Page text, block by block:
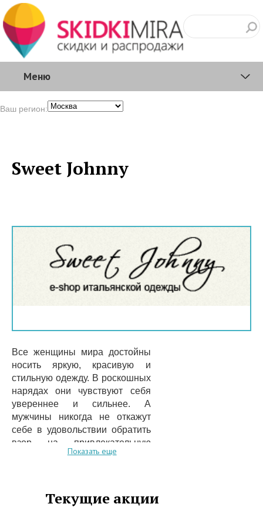
Меню
Ваш регион:
Sweet Johnny
Все женщины мира достойны
носить яркую, красивую и
стильную одежду. В роскошных
нарядах они чувствуют себя
увереннее и сильнее. А
мужчины никогда не откажут
себе в удовольствии обратить
взор на привлекательную
особу. Поэтому Интернет-
предложить юным модницам и
дамам в возрасте широчайший
Показать еще
Текущие акции